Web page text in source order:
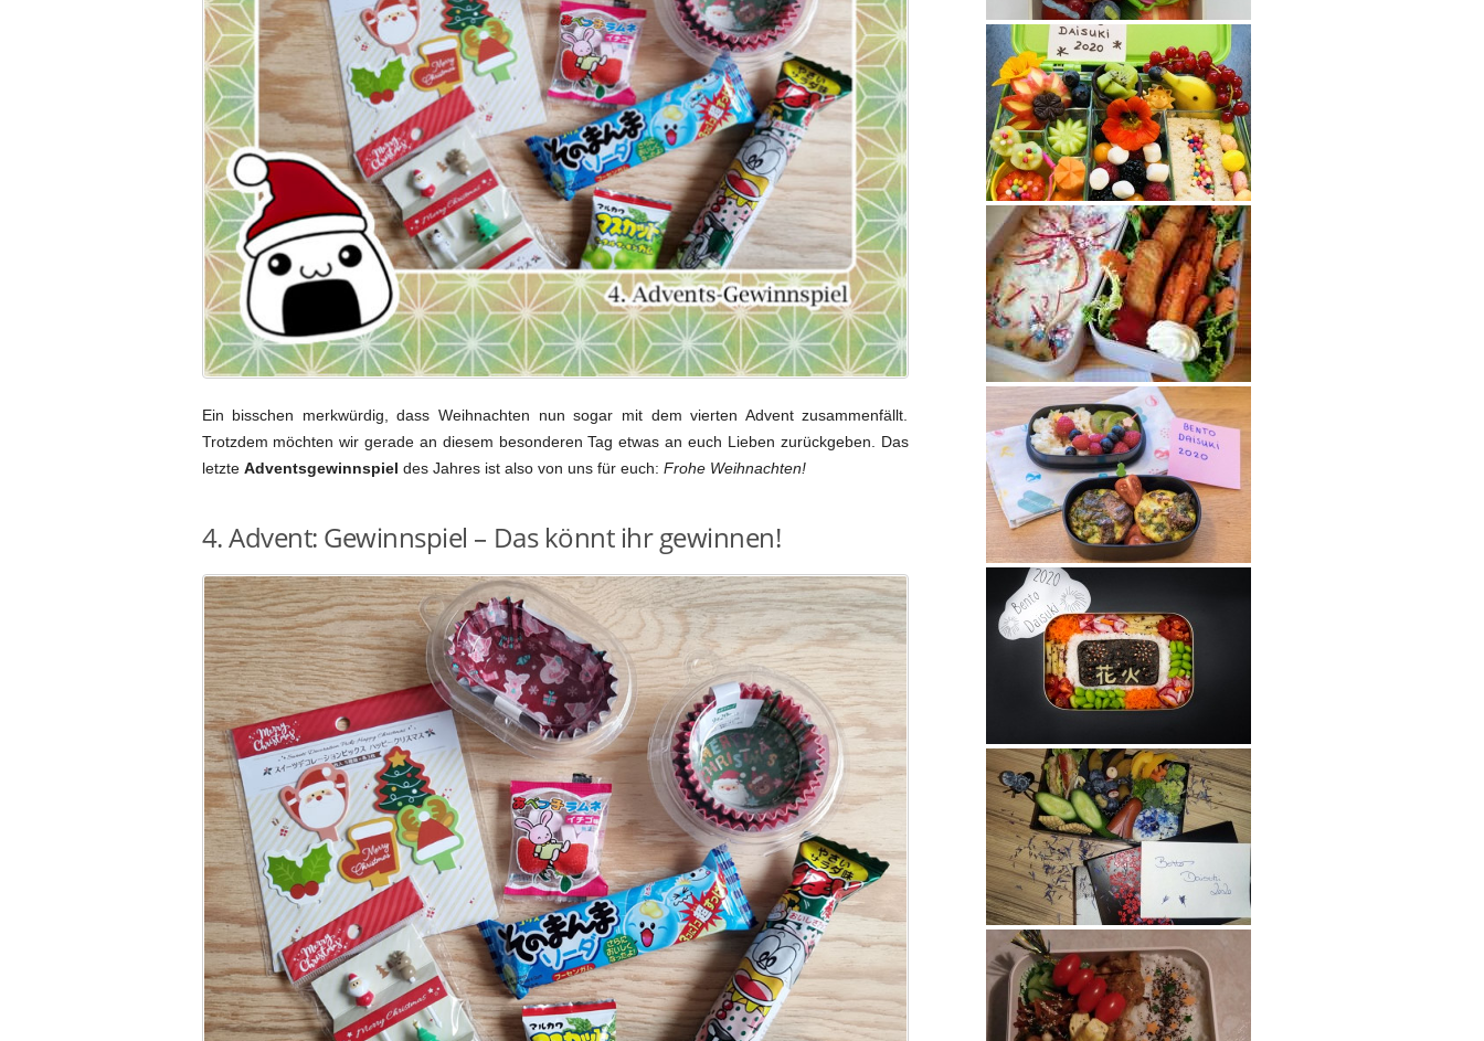
Ein bisschen merkwürdig, dass Weihnachten nun sogar mit dem vierten Advent zusammenfällt.
Trotzdem möchten wir gerade an diesem besonderen Tag etwas an euch Lieben zurückgeben. Das
letzte Adventsgewinnspiel des Jahres ist also von uns für euch: Frohe Weihnachten!
4. Advent: Gewinnspiel – Das könnt ihr gewinnen!